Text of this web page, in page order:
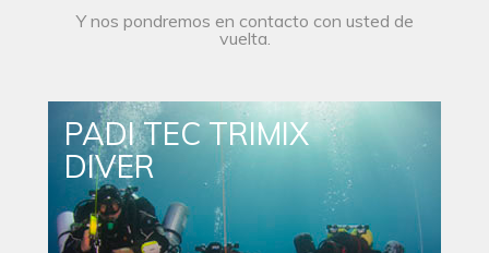
Y nos pondremos en contacto con usted de
vuelta.
PADI TEC TRIMIX
DIVER